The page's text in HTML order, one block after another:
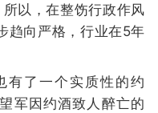
以，在整饬行政作风
趋向严格，行业在5年
有了一个实质性的约
军因约酒致人醉亡的